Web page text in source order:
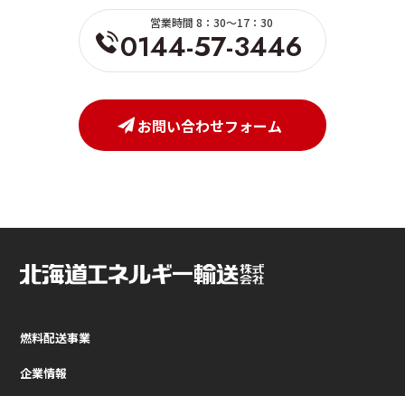
営業時間 8：30～17：30
0144-57-3446
お問い合わせフォーム
燃料配送事業
企業情報